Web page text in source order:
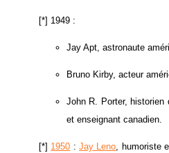
[*] 1949 :
Jay Apt, astronaute
Bruno Kirby, acteur
John R. Porter, historien
et enseignant canadien.
[*] 1950 :Jay Leno, humoriste